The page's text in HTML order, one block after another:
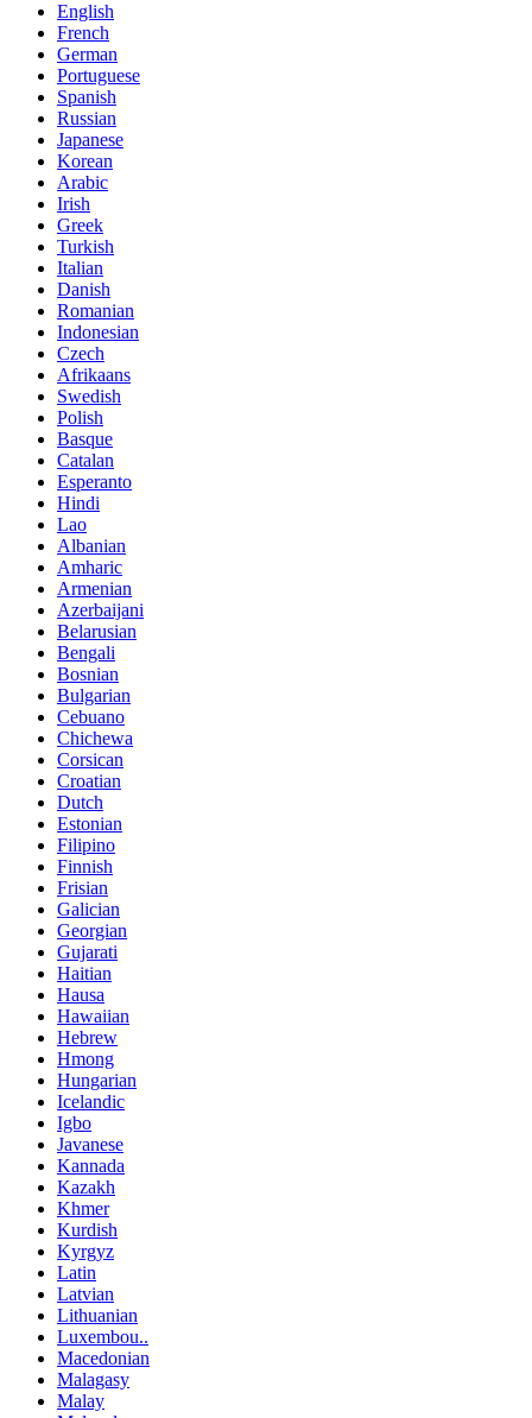
English
French
German
Portuguese
Spanish
Russian
Japanese
Korean
Arabic
Irish
Greek
Turkish
Italian
Danish
Romanian
Indonesian
Czech
Afrikaans
Swedish
Polish
Basque
Catalan
Esperanto
Hindi
Lao
Albanian
Amharic
Armenian
Azerbaijani
Belarusian
Bengali
Bosnian
Bulgarian
Cebuano
Chichewa
Corsican
Croatian
Dutch
Estonian
Filipino
Finnish
Frisian
Galician
Georgian
Gujarati
Haitian
Hausa
Hawaiian
Hebrew
Hmong
Hungarian
Icelandic
Igbo
Javanese
Kannada
Kazakh
Khmer
Kurdish
Kyrgyz
Latin
Latvian
Lithuanian
Luxembou..
Macedonian
Malagasy
Malay